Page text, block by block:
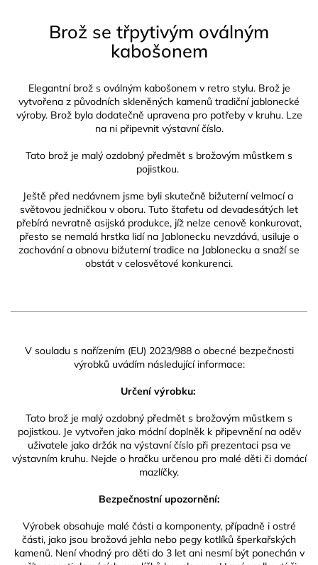
Brož se třpytivým oválným
kabošonem
Elegantní brož s oválným kabošonem v retro stylu. Brož je
vytvořena z původních skleněných kamenů tradiční jablonecké
výroby. Brož byla dodatečně upravena pro potřeby v kruhu. Lze
na ni připevnit výstavní číslo.
Tato brož je malý ozdobný předmět s brožovým můstkem s
pojistkou.
Ještě před nedávnem jsme byli skutečně bižuterní velmocí a
světovou jedničkou v oboru. Tuto štafetu od devadesátých let
přebírá nevratně asijská produkce, jíž nelze cenově konkurovat,
přesto se nemalá hrstka lidí na Jablonecku nevzdává, usiluje o
zachování a obnovu bižuterní tradice na Jablonecku a snaží se
obstát v celosvětové konkurenci.
V souladu s nařízením (EU) 2023/988 o obecné bezpečnosti
výrobků uvádím následující informace:
Určení výrobku:
Tato brož je malý ozdobný předmět s brožovým můstkem s
pojistkou. Je vytvořen jako módní doplněk k připevnění na oděv
uživatele jako držák na výstavní číslo při prezentaci psa ve
výstavním kruhu. Nejde o hračku určenou pro malé děti či domácí
mazlíčky.
Bezpečnostní upozornění:
Výrobek obsahuje malé části a komponenty, případně i ostré
části, jako jsou brožová jehla nebo pegy kotlíků šperkařských
kamenů. Není vhodný pro děti do 3 let ani nesmí být ponechán v